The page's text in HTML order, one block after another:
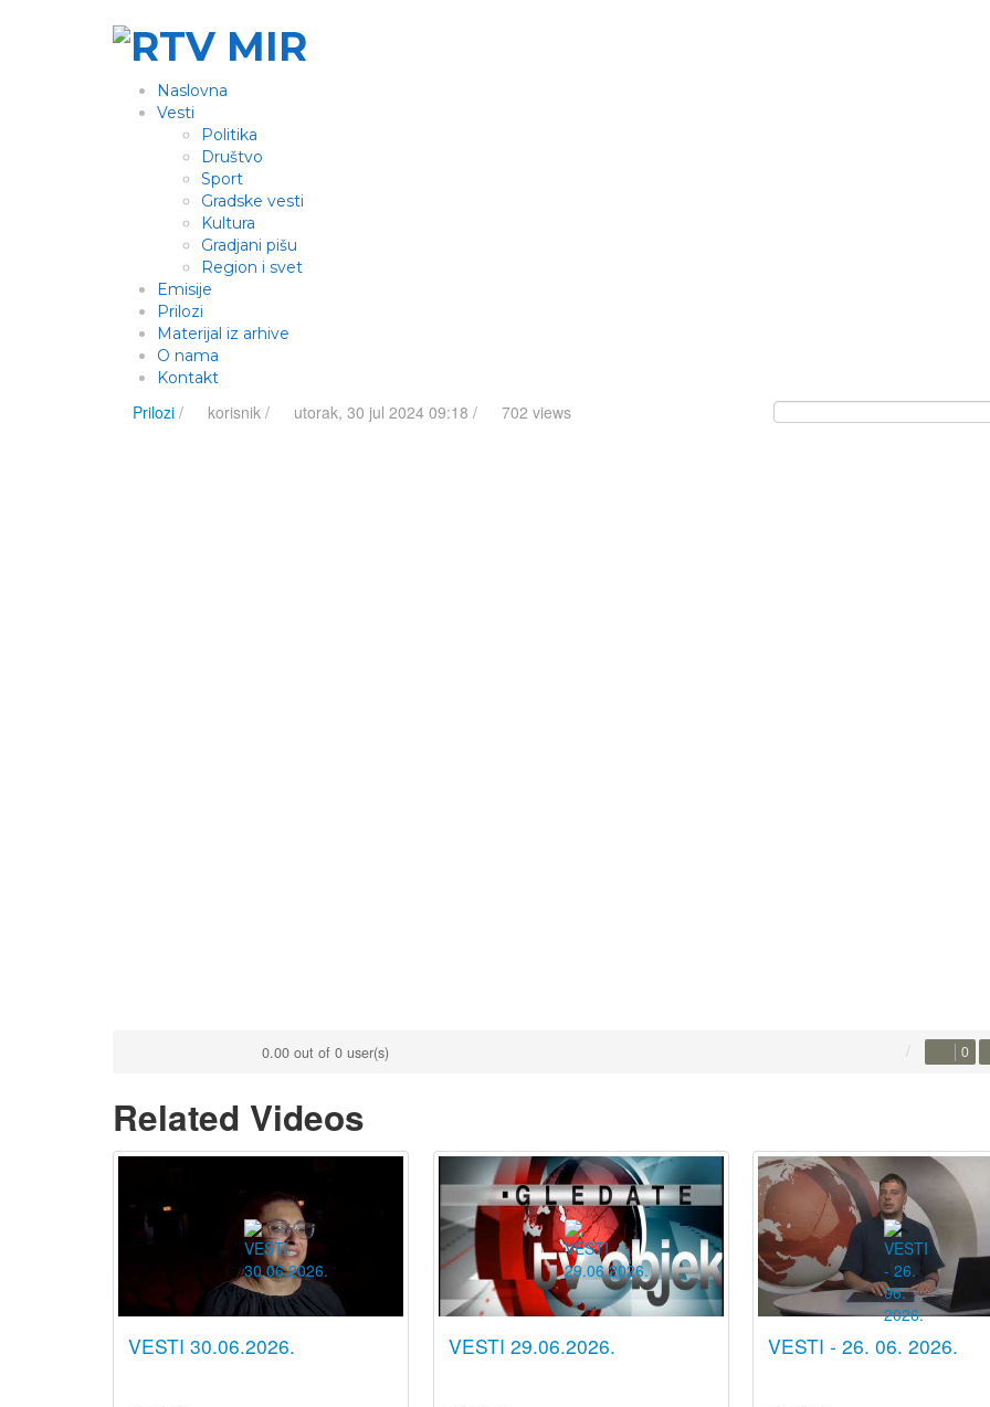
Naslovna
Vesti
Politika
Društvo
Sport
Gradske vesti
Kultura
Gradjani pišu
Region i svet
Emisije
Prilozi
Materijal iz arhive
O nama
Kontakt
Prilozi / korisnik / utorak, 30 jul 2024 09:18 / 702 views
0.00 out of 0 user(s) 0
Related Videos
VESTI 30.06.2026. VESTI 29.06.2026. VESTI - 26. 06. 2026.